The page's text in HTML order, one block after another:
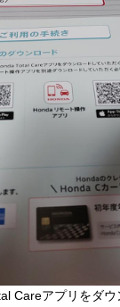
Careアプリをダ